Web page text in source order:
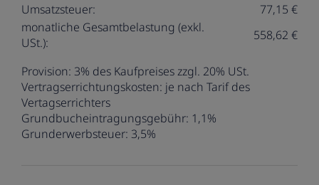
Umsatzsteuer:
77,15 €
monatliche Gesamtbelastung (exkl.
USt.):
558,62 €
Provision: 3% des Kaufpreises zzgl. 20% USt.
Vertragserrichtungskosten: je nach Tarif des
Vertagserrichters
Grundbucheintragungsgebühr: 1,1%
Grunderwerbsteuer: 3,5%